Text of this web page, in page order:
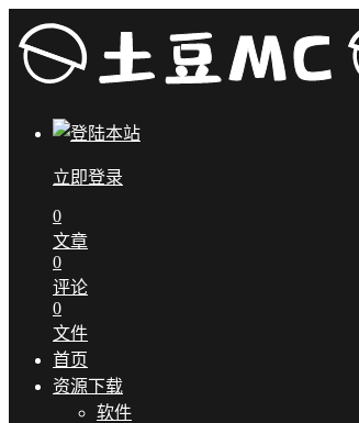
立即登录
0
文章
0
评论
0
文件
首页
资源下载
软件